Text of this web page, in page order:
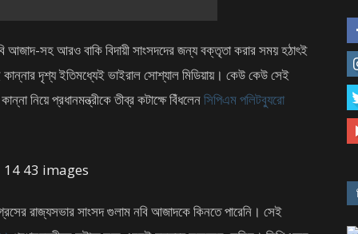
আজাদ-সহ আরও বাকি বিদায়ী সাংসদদের জন্য বক্তৃতা করার সময় হঠাৎই
কান্নার দৃশ্য ইতিমধ্যেই ভাইরাল সোশ্যাল মিডিয়ায়। কেউ কেউ সেই
নিয়ে প্রধানমন্ত্রীকে তীব্র কটাক্ষে বিঁধলেনসিপিএম পলিটব্যুরো
রাজ্যসভার সাংসদ গুলাম নবি আজাদকে কিনতে পারেনি। সেই